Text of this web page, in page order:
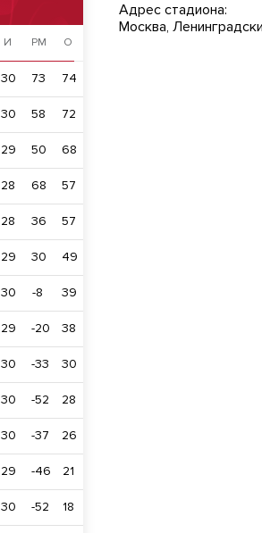
И РМ О
30 73 74
30 58 72
29 50 68
28 68 57
28 36 57
29 30 49
30 -8 39
29 -20 38
30 -33 30
30 -52 28
30 -37 26
29 -46 21
30 -52 18
Адрес стадиона:
Москва,